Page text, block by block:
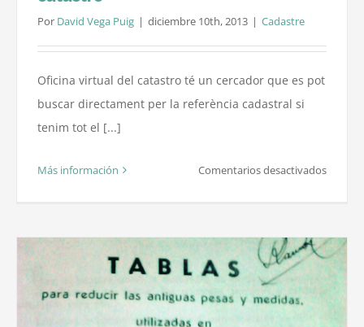
Por David Vega Puig | diciembre 10th, 2013 | Cadastre
Oficina virtual del catastro té un cercador que es pot
buscar directament per la referència cadastral si
tenim tot el [...]
Más información Comentarios desactivadosen
l’oficina
virtual
del